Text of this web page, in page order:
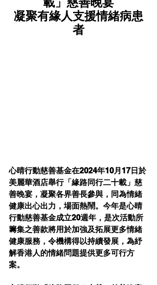
凝聚有緣人支援情緒病患
者
心晴行動慈善基金在2024年10月17日於
美麗華酒店舉行「緣路同行二十載」慈
善晚宴，凝聚各界善長參與，同為情緒
健康出心出力，場面熱鬧。今年是心晴
行動慈善基金成立20週年，是次活動所
籌集之善款將用於加強及拓展更多情緒
健康服務，令機構得以持續發展，為紓
解香港人的情緒問題提供更多可行方
案。